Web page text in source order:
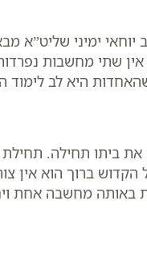
ימיני שליט”א
שתי מחשבות
היא לב לימוד
ביתו תחילה.
הקדוש ברוך הוא
באותה מחשבה אחת